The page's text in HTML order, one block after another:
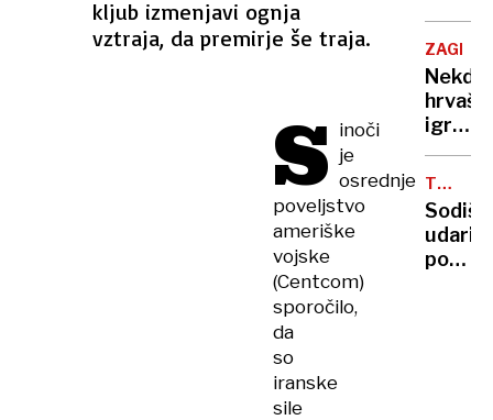
kljub izmenjavi ognja
vztraja, da premirje še traja.
S inoči
je
osrednje
poveljstvo
ameriške
vojske
(Centcom)
sporočilo,
da
so
iranske
sile
tudi
Španija
in
Kako
236
v
štirih
ZAGREB
igralka
in
mamo
lasala,
grizla
in
VELIKAN
udarilo
po